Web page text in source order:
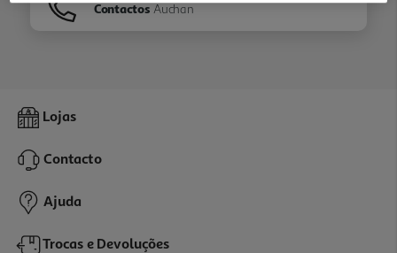
Contactos Auchan
Lojas
Contacto
Ajuda
Trocas e Devoluções